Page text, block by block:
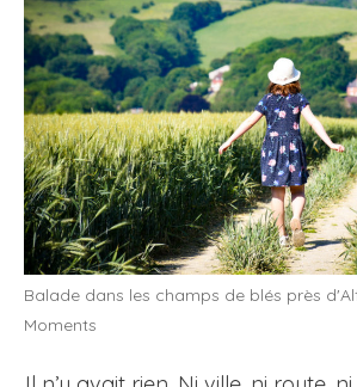
Balade dans les champs de blés près
Moments